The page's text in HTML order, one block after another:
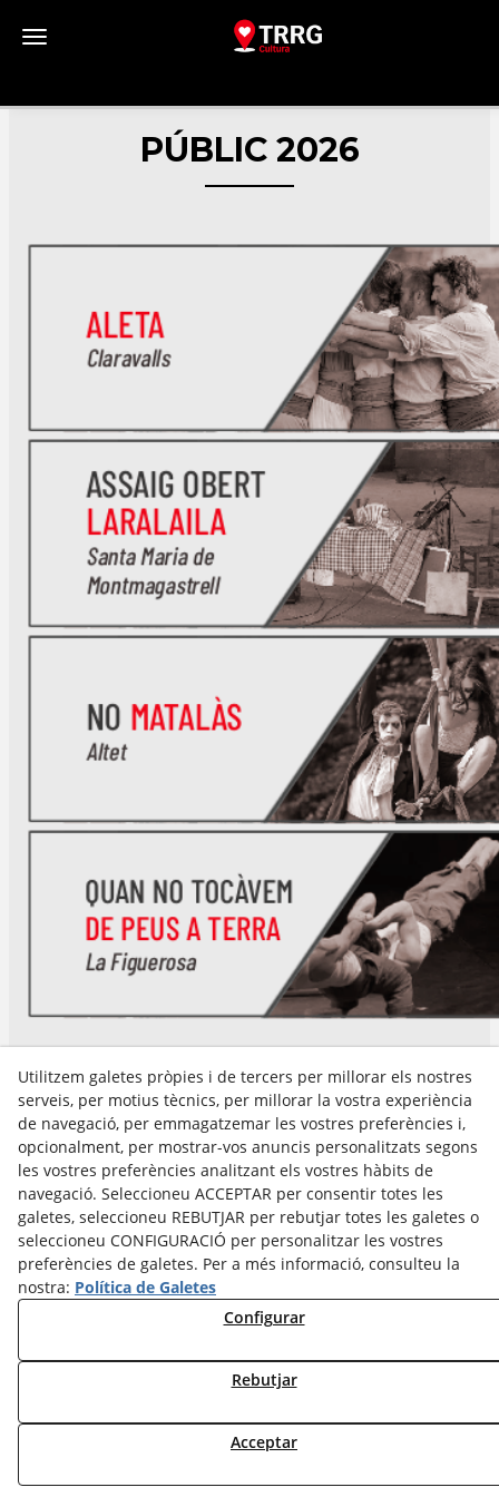
Toggle navigation
PÚBLIC 2026
Avís Legal
Política Cookies
Política de Privacitat
© 08/2026 Cultura Tàrrega - Tots els drets reservats.
Utilitzem galetes pròpies i de tercers per millorar els nostres
serveis, per motius tècnics, per millorar la vostra experiència
de navegació, per emmagatzemar les vostres preferències i,
opcionalment, per mostrar-vos anuncis personalitzats segons
les vostres preferències analitzant els vostres hàbits de
navegació. Seleccioneu ACCEPTAR per consentir totes les
galetes, seleccioneu REBUTJAR per rebutjar totes les galetes o
seleccioneu CONFIGURACIÓ per personalitzar les vostres
preferències de galetes. Per a més informació, consulteu la
nostra: Política de Galetes
Configurar
Rebutjar
Acceptar